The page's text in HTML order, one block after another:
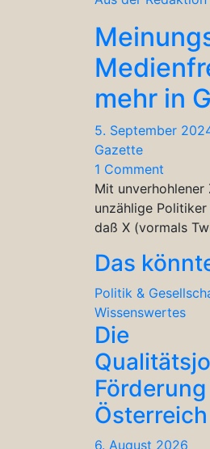
mehr in
5. September
Gazette
1 Comment
Mit unverhohlener
unzählige Politiker
daß X (vormals
Das
Politik &
Wissenswertes
Die
Förderung
Österreich
6. August 2026